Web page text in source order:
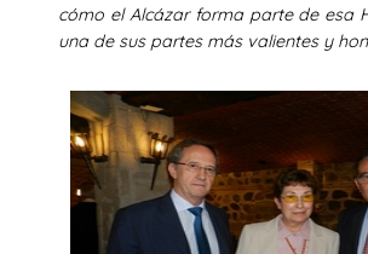
cómo el Alcázar forma parte de esa
una de sus partes más valientes y